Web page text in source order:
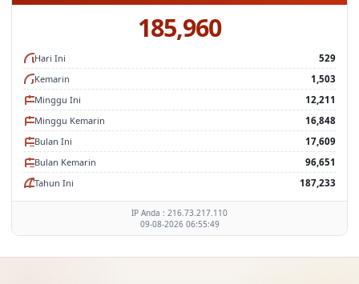
185,960
Hari Ini
529
Kemarin
1,503
Minggu Ini
12,211
Minggu Kemarin
16,848
Bulan Ini
17,609
Bulan Kemarin
96,651
Tahun Ini
187,233
IP Anda : 216.73.217.110
09-08-2026 06:55:49